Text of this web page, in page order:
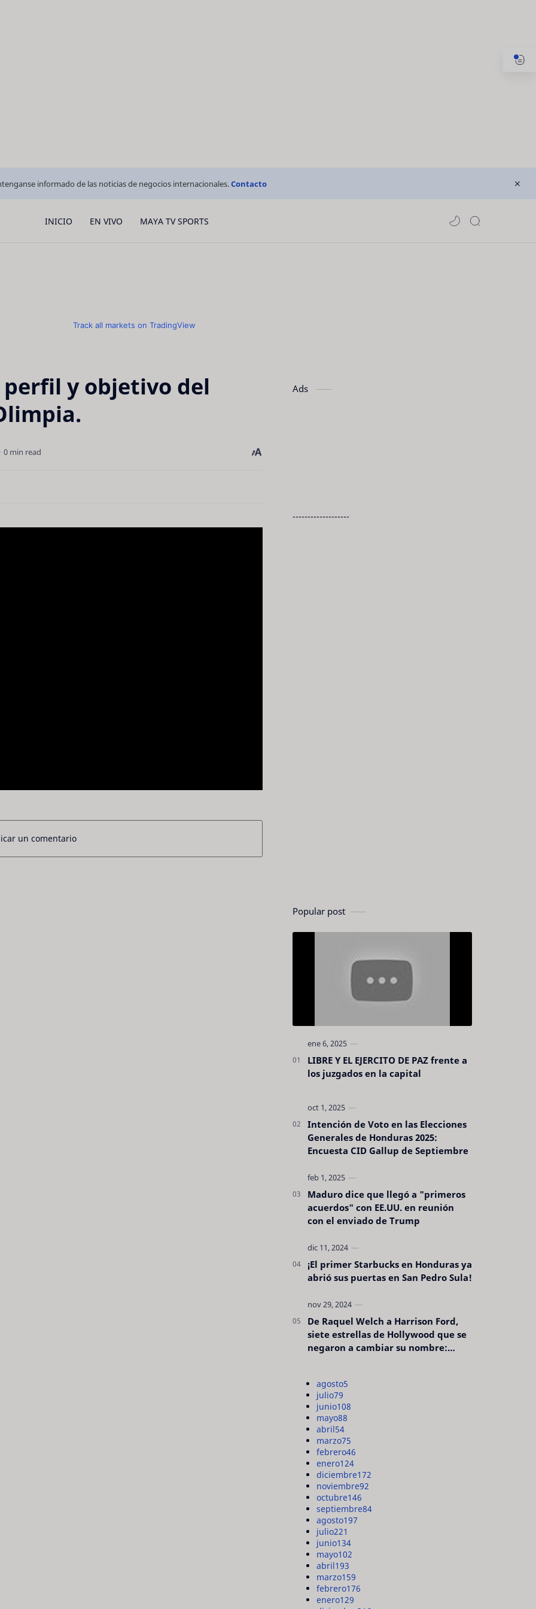
informado de las noticias de negocios internacionales.Contacto
INICIO EN VIVO MAYA TV SPORTS
Track all markets on TradingView
perfil y objetivo del
0 min read
un comentario
Ads
-------------------
Popular post
LIBRE Y EL EJERCITO DE PAZ frente a
los juzgados en la capital
Intención de Voto en las Elecciones
Generales de Honduras 2025:
Encuesta CID Gallup de Septiembre
Maduro dice que llegó a "primeros
acuerdos" con EE.UU. en reunión
con el enviado de Trump
¡El primer Starbucks en Honduras ya
abrió sus puertas en San Pedro Sula!
De Raquel Welch a Harrison Ford,
siete estrellas de Hollywood que se
negaron a cambiar su nombre:
agosto5
julio79
junio108
mayo88
abril54
marzo75
febrero46
enero124
diciembre172
noviembre92
octubre146
septiembre84
agosto197
julio221
junio134
mayo102
abril193
marzo159
febrero176
enero129